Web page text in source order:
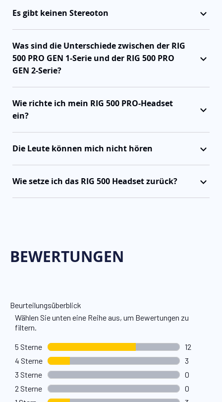
Es gibt keinen Stereoton
Was sind die Unterschiede zwischen der RIG
500 PRO GEN 1-Serie und der RIG 500 PRO
GEN 2-Serie?
Wie richte ich mein RIG 500 PRO-Headset
ein?
Die Leute können mich nicht hören
Wie setze ich das RIG 500 Headset zurück?